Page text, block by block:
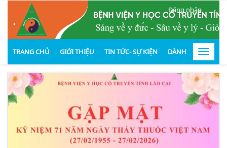
.
Đăng nhập
TRANG CHỦ GIỚI THIỆU TIN TỨC- SỰ KIỆN DÀNH CHOToggle